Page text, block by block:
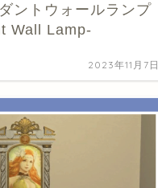
ントウォールランプ
Wall Lamp-
2023年11月7日